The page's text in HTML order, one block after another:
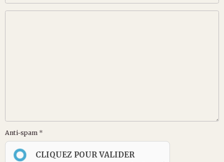
Anti-spam
CLIQUEZ POUR VALIDER